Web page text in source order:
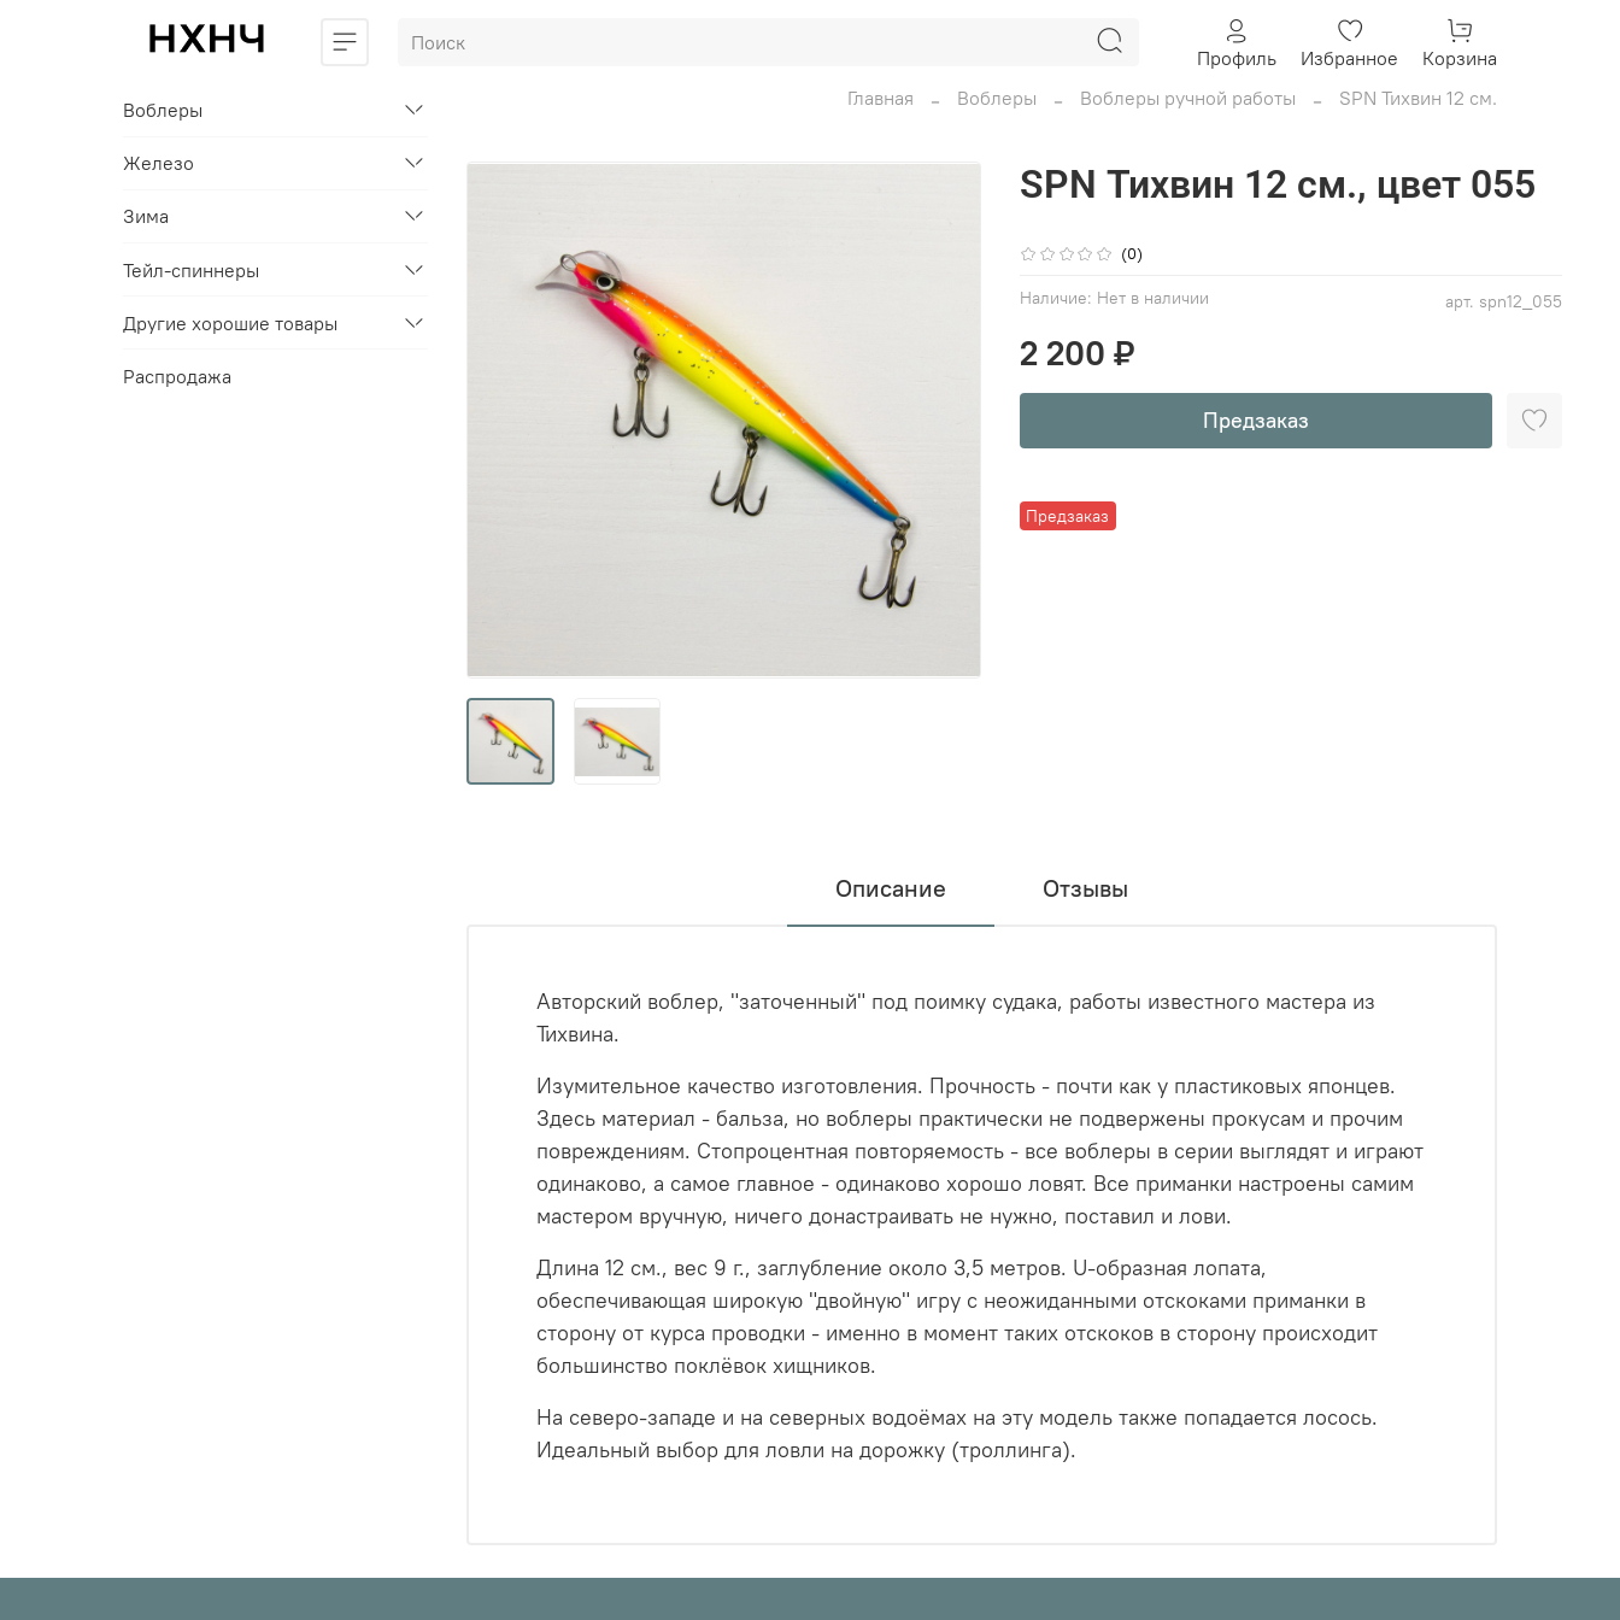
Профиль Избранное
Корзина
Главная
Воблеры Воблеры ручной работы SPN Тихвин 12 см.
(0)
арт. spn12_055
Наличие: Нет в наличии
Предзаказ
SPN Тихвин 12 см., цвет 055
2 200 ₽
Предзаказ
Описание Отзывы
Авторский воблер, "заточенный" под поимку судака, работы известного мастера из
Тихвина.
Изумительное качество изготовления. Прочность - почти как у пластиковых японцев.
Здесь материал - бальза, но воблеры практически не подвержены прокусам и прочим
повреждениям. Стопроцентная повторяемость - все воблеры в серии выглядят и играют
одинаково, а самое главное - одинаково хорошо ловят. Все приманки настроены самим
мастером вручную, ничего донастраивать не нужно, поставил и лови.
Длина 12 см., вес 9 г., заглубление около 3,5 метров. U-образная лопата,
обеспечивающая широкую "двойную" игру с неожиданными отскоками приманки в
сторону от курса проводки - именно в момент таких отскоков в сторону происходит
большинство поклёвок хищников.
На северо-западе и на северных водоёмах на эту модель также попадается лосось.
Идеальный выбор для ловли на дорожку (троллинга).
Воблеры
Железо
Зима
Тейл-спиннеры
Другие хорошие товары
Распродажа